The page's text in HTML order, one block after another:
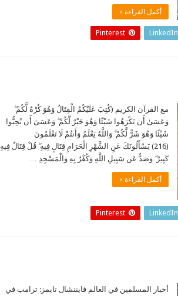
أكمل القراءة »
LinkedIn
Pinterest
مع القرآن الكريم (كُتِبَ عَلَيْكُمُ الْقِتَالُ وَهُوَ كُرْهٌ لَّكُمْ ۖ
وَعَسَىٰ أَن تَكْرَهُوا شَيْئًا وَهُوَ خَيْرٌ لَّكُمْ ۖ وَعَسَىٰ أَن تُحِبُّوا
شَيْئًا وَهُوَ شَرٌّ لَّكُمْ ۗ وَاللَّهُ يَعْلَمُ وَأَنتُمْ لَا تَعْلَمُونَ
(216) يَسْأَلُونَكَ عَنِ الشَّهْرِ الْحَرَامِ قِتَالٍ فِيهِ ۖ قُلْ قِتَالٌ فِيهِ
كَبِيرٌ ۖ وَصَدٌّ عَن سَبِيلِ اللَّهِ وَكُفْرٌ بِهِ وَالْمَسْجِدِ …
أكمل القراءة »
LinkedIn
Pinterest
أخبار المسلمين في العالم فايننشال تايمز: ترامب في